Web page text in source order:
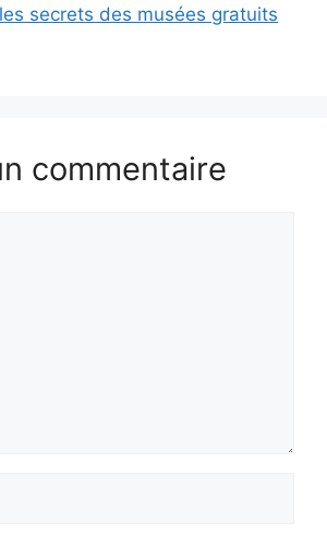
secrets des musées gratuits
commentaire